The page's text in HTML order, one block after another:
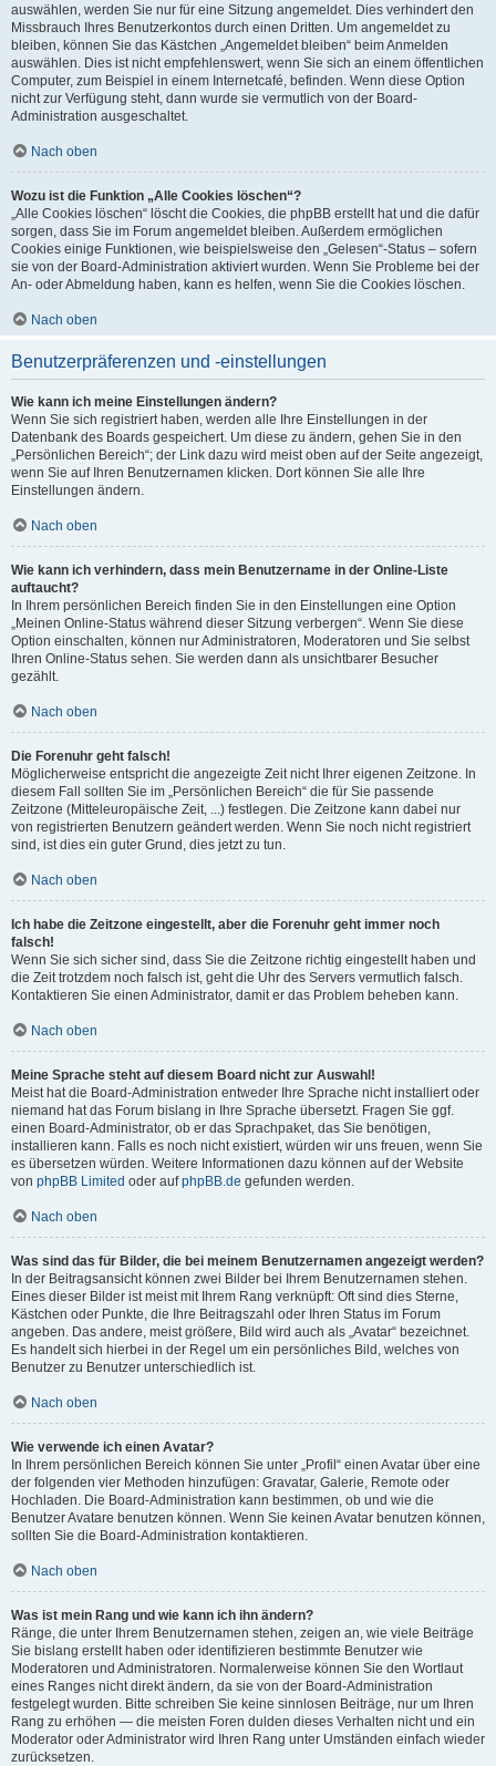
auswählen, werden Sie nur für eine Sitzung angemeldet. Dies verhindert den
Missbrauch Ihres Benutzerkontos durch einen Dritten. Um angemeldet zu
bleiben, können Sie das Kästchen „Angemeldet bleiben“ beim Anmelden
auswählen. Dies ist nicht empfehlenswert, wenn Sie sich an einem öffentlichen
Computer, zum Beispiel in einem Internetcafé, befinden. Wenn diese Option
nicht zur Verfügung steht, dann wurde sie vermutlich von der Board-
Administration ausgeschaltet.
Nach oben
Wozu ist die Funktion „Alle Cookies löschen“?
„Alle Cookies löschen“ löscht die Cookies, die phpBB erstellt hat und die dafür
sorgen, dass Sie im Forum angemeldet bleiben. Außerdem ermöglichen
Cookies einige Funktionen, wie beispielsweise den „Gelesen“-Status – sofern
sie von der Board-Administration aktiviert wurden. Wenn Sie Probleme bei der
An- oder Abmeldung haben, kann es helfen, wenn Sie die Cookies löschen.
Nach oben
Benutzerpräferenzen und -einstellungen
Wie kann ich meine Einstellungen ändern?
Wenn Sie sich registriert haben, werden alle Ihre Einstellungen in der
Datenbank des Boards gespeichert. Um diese zu ändern, gehen Sie in den
„Persönlichen Bereich“; der Link dazu wird meist oben auf der Seite angezeigt,
wenn Sie auf Ihren Benutzernamen klicken. Dort können Sie alle Ihre
Einstellungen ändern.
Nach oben
Wie kann ich verhindern, dass mein Benutzername in der Online-Liste
auftaucht?
In Ihrem persönlichen Bereich finden Sie in den Einstellungen eine Option
„Meinen Online-Status während dieser Sitzung verbergen“. Wenn Sie diese
Option einschalten, können nur Administratoren, Moderatoren und Sie selbst
Ihren Online-Status sehen. Sie werden dann als unsichtbarer Besucher
gezählt.
Nach oben
Die Forenuhr geht falsch!
Möglicherweise entspricht die angezeigte Zeit nicht Ihrer eigenen Zeitzone. In
diesem Fall sollten Sie im „Persönlichen Bereich“ die für Sie passende
Zeitzone (Mitteleuropäische Zeit, ...) festlegen. Die Zeitzone kann dabei nur
von registrierten Benutzern geändert werden. Wenn Sie noch nicht registriert
sind, ist dies ein guter Grund, dies jetzt zu tun.
Nach oben
Ich habe die Zeitzone eingestellt, aber die Forenuhr geht immer noch
falsch!
Wenn Sie sich sicher sind, dass Sie die Zeitzone richtig eingestellt haben und
die Zeit trotzdem noch falsch ist, geht die Uhr des Servers vermutlich falsch.
Kontaktieren Sie einen Administrator, damit er das Problem beheben kann.
Nach oben
Meine Sprache steht auf diesem Board nicht zur Auswahl!
Meist hat die Board-Administration entweder Ihre Sprache nicht installiert oder
niemand hat das Forum bislang in Ihre Sprache übersetzt. Fragen Sie ggf.
einen Board-Administrator, ob er das Sprachpaket, das Sie benötigen,
installieren kann. Falls es noch nicht existiert, würden wir uns freuen, wenn Sie
es übersetzen würden. Weitere Informationen dazu können auf der Website
von phpBB Limited oder aufphpBB.de gefunden werden.
Nach oben
Was sind das für Bilder, die bei meinem Benutzernamen angezeigt werden?
In der Beitragsansicht können zwei Bilder bei Ihrem Benutzernamen stehen.
Eines dieser Bilder ist meist mit Ihrem Rang verknüpft: Oft sind dies Sterne,
Kästchen oder Punkte, die Ihre Beitragszahl oder Ihren Status im Forum
angeben. Das andere, meist größere, Bild wird auch als „Avatar“ bezeichnet.
Es handelt sich hierbei in der Regel um ein persönliches Bild, welches von
Benutzer zu Benutzer unterschiedlich ist.
Nach oben
Wie verwende ich einen Avatar?
In Ihrem persönlichen Bereich können Sie unter „Profil“ einen Avatar über eine
der folgenden vier Methoden hinzufügen: Gravatar, Galerie, Remote oder
Hochladen. Die Board-Administration kann bestimmen, ob und wie die
Benutzer Avatare benutzen können. Wenn Sie keinen Avatar benutzen können,
sollten Sie die Board-Administration kontaktieren.
Nach oben
Was ist mein Rang und wie kann ich ihn ändern?
Ränge, die unter Ihrem Benutzernamen stehen, zeigen an, wie viele Beiträge
Sie bislang erstellt haben oder identifizieren bestimmte Benutzer wie
Moderatoren und Administratoren. Normalerweise können Sie den Wortlaut
eines Ranges nicht direkt ändern, da sie von der Board-Administration
festgelegt wurden. Bitte schreiben Sie keine sinnlosen Beiträge, nur um Ihren
Rang zu erhöhen — die meisten Foren dulden dieses Verhalten nicht und ein
Moderator oder Administrator wird Ihren Rang unter Umständen einfach wieder
zurücksetzen.